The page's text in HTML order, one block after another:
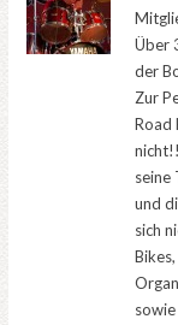
Über
der
Zur
Road
seine
und
sich